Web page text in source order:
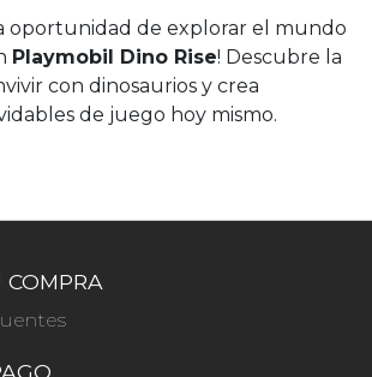
oportunidad de explorar el mundo
Playmobil Dino Rise! Descubre la
con dinosaurios y crea
de juego hoy mismo.